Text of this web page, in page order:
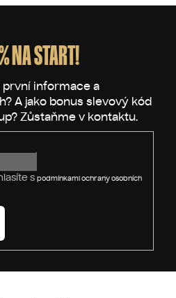
l
a
c
í
p
r
v
v
u
NA START!
s podmínkami ochrany osobních